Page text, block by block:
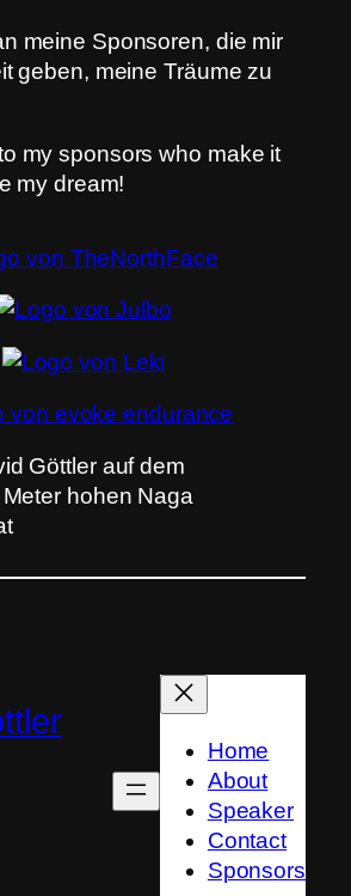
meine Sponsoren, die mir
geben, meine Träume zu
my sponsors who make it
my dream!
Home
About
Speaker
Contact
Sponsors